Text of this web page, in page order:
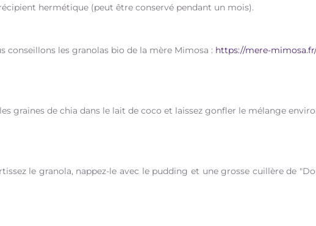
hermétique (peut être conservé pendant un mois).
conseillons les granolas bio de la mère Mimosa : https://mere-
graines de chia dans le lait de coco et laissez gonfler le mélange
le granola, nappez-le avec le pudding et une grosse cuillère de